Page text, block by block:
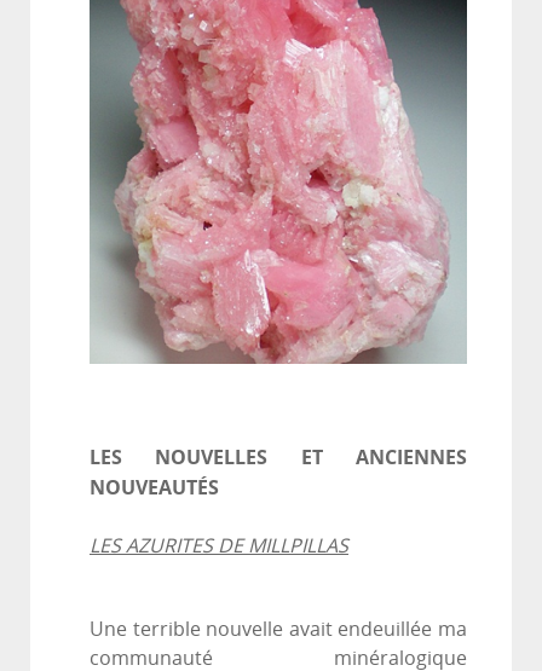
LES NOUVELLES ET ANCIENNES
NOUVEAUTÉS
LES AZURITES DE MILLPILLAS
Une terrible nouvelle avait endeuillée ma
communauté minéralogique